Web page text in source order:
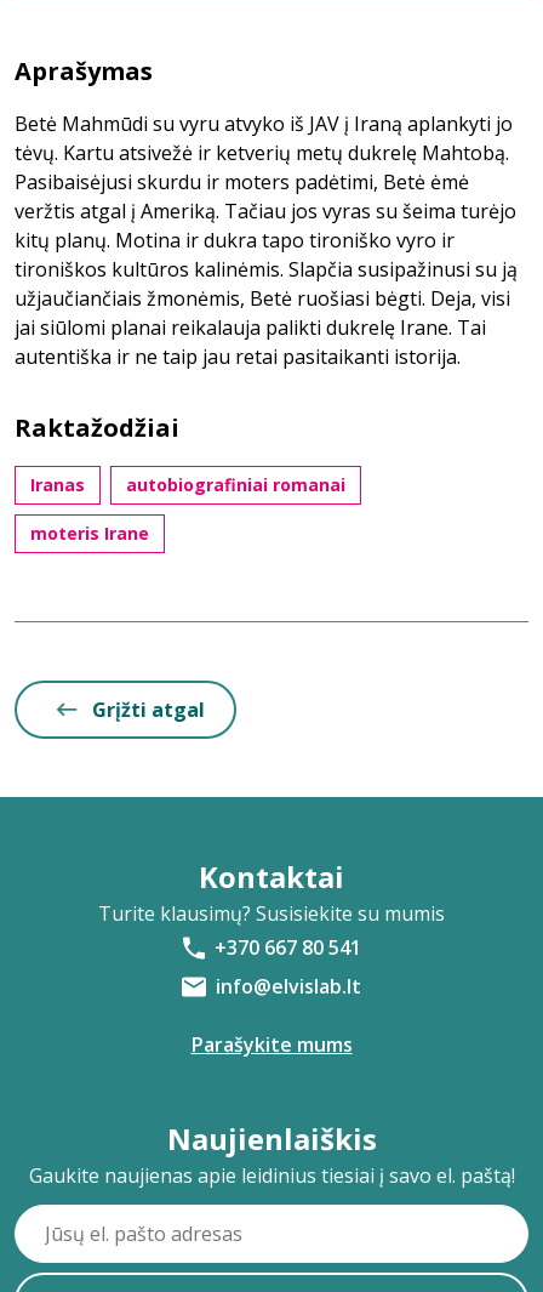
Aprašymas
Betė Mahmūdi su vyru atvyko iš JAV į Iraną aplankyti jo
tėvų. Kartu atsivežė ir ketverių metų dukrelę Mahtobą.
Pasibaisėjusi skurdu ir moters padėtimi, Betė ėmė
veržtis atgal į Ameriką. Tačiau jos vyras su šeima turėjo
kitų planų. Motina ir dukra tapo tironiško vyro ir
tironiškos kultūros kalinėmis. Slapčia susipažinusi su ją
užjaučiančiais žmonėmis, Betė ruošiasi bėgti. Deja, visi
jai siūlomi planai reikalauja palikti dukrelę Irane. Tai
autentiška ir ne taip jau retai pasitaikanti istorija.
Raktažodžiai
Iranas autobiografiniai romanai
moteris Irane
Grįžti atgal
Kontaktai
Turite klausimų? Susisiekite su mumis
+370 667 80 541
info@elvislab.lt
Parašykite mums
Naujienlaiškis
Gaukite naujienas apie leidinius tiesiai į savo el. paštą!